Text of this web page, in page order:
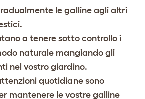
le galline agli altri
a tenere sotto controllo i
naturale mangiando gli
nel vostro giardino.
quotidiane sono
mantenere le vostre galline